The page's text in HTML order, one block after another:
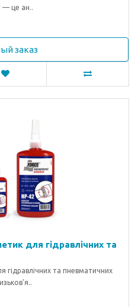
— це ан..
заказ
для гідравлічних та
гідравлічних та пневматичних